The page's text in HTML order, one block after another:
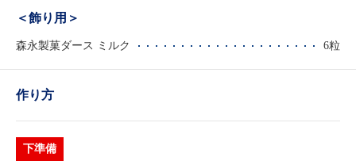
＜飾り用＞
森永製菓ダース ミルク 6粒
作り方
下準備